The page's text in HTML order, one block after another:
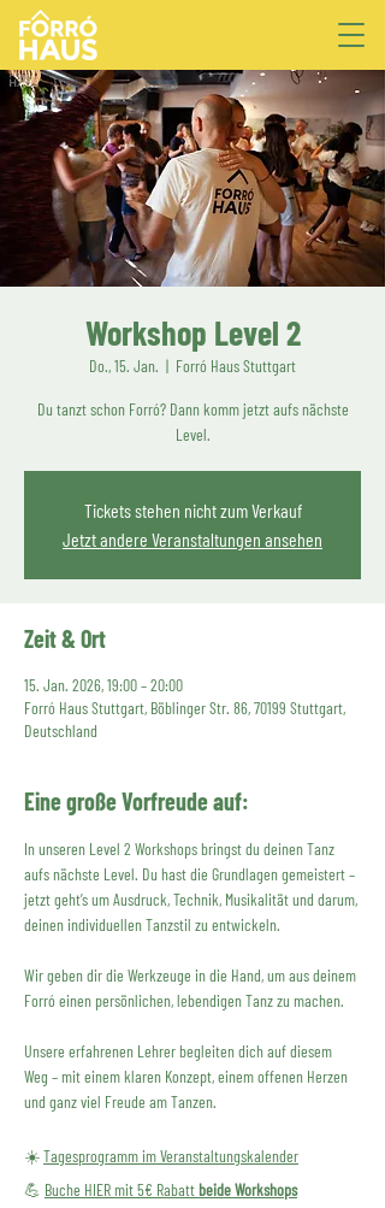
Workshop Level 2
Do., 15. Jan.
  |
Forró Haus Stuttgart
Du tanzt schon Forró? Dann komm jetzt aufs nächste
Level.
Tickets stehen nicht zum Verkauf
Jetzt andere Veranstaltungen ansehen
Zeit & Ort
15. Jan. 2026, 19:00 – 20:00
Forró Haus Stuttgart, Böblinger Str. 86, 70199 Stuttgart,
Deutschland
Eine große Vorfreude auf:
In unseren Level 2 Workshops bringst du deinen Tanz
aufs nächste Level. Du hast die Grundlagen gemeistert –
jetzt geht’s um Ausdruck, Technik, Musikalität und darum,
deinen individuellen Tanzstil zu entwickeln.
Wir geben dir die Werkzeuge in die Hand, um aus deinem
Forró einen persönlichen, lebendigen Tanz zu machen.
Unsere erfahrenen Lehrer begleiten dich auf diesem
Weg – mit einem klaren Konzept, einem offenen Herzen
und ganz viel Freude am Tanzen.
☀️ Tagesprogramm im Veranstaltungskalender
💪 Buche HIER mit 5€ Rabatt beide Workshops